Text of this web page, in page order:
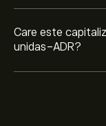
Care este
unidas-ADR?